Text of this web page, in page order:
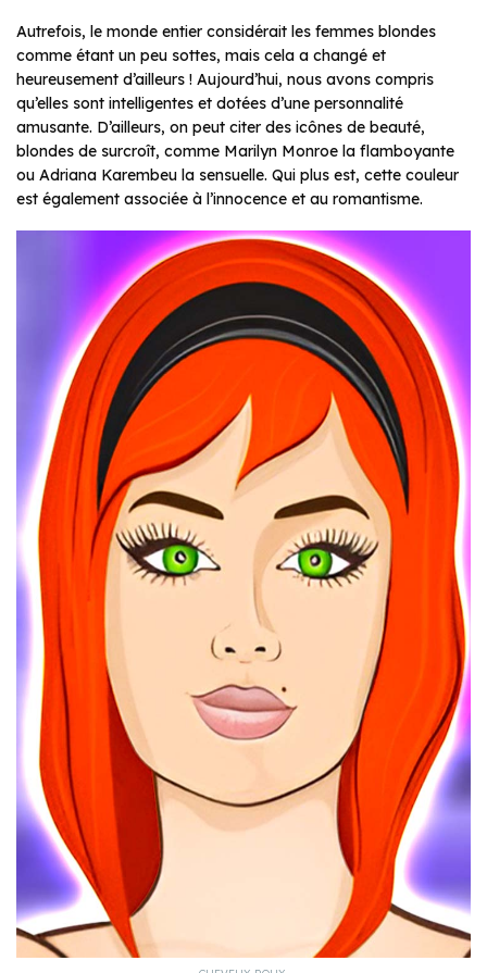
Autrefois, le monde entier considérait les femmes blondes
comme étant un peu sottes, mais cela a changé et
heureusement d’ailleurs ! Aujourd’hui, nous avons compris
qu’elles sont intelligentes et dotées d’une personnalité
amusante. D’ailleurs, on peut citer des icônes de beauté,
blondes de surcroît, comme Marilyn Monroe la flamboyante
ou Adriana Karembeu la sensuelle. Qui plus est, cette couleur
est également associée à l’innocence et au romantisme.